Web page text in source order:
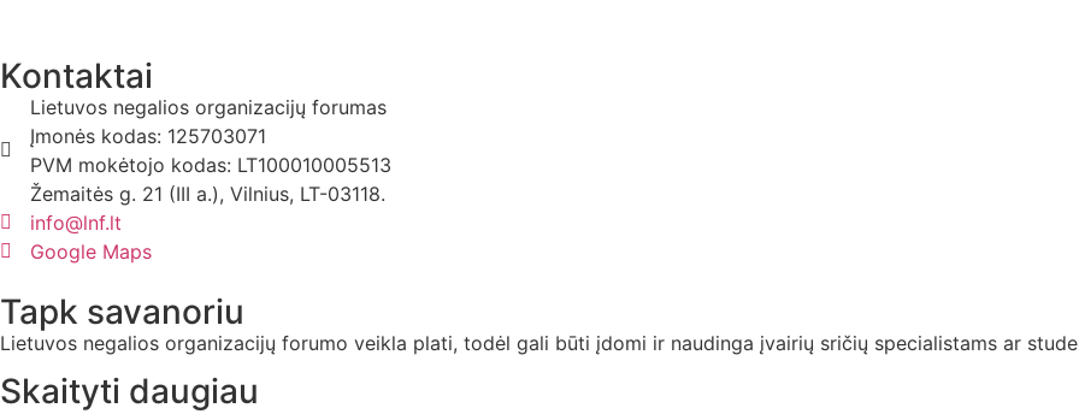
Kontaktai
Lietuvos negalios organizacijų forumas
Įmonės kodas: 125703071
PVM mokėtojo kodas: LT100010005513
Žemaitės g. 21 (III a.), Vilnius, LT-03118.
info@lnf.lt
Google Maps
Tapk savanoriu
Lietuvos negalios organizacijų forumo veikla plati, todėl gali būti įdomi ir naudinga įvairių sričių specialistams ar
Skaityti daugiau